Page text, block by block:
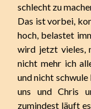
schlecht zu
Das ist vorbei,
hoch, belastet
wird jetzt vieles,
nicht mehr ich
und nicht schwule
uns und Chris
zumindest läuft